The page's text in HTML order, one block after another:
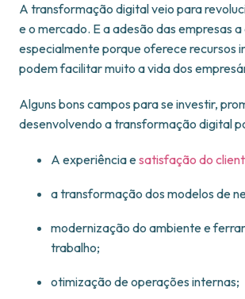
A transformação digital veio para
e o mercado. E a adesão das empresas
especialmente porque oferece recursos
podem facilitar muito a vida dos
Alguns bons campos para se investir,
desenvolvendo a transformação digital
A experiência esatisfação do
a transformação dos modelos de
modernização do ambiente e
trabalho;
otimização de operações internas;